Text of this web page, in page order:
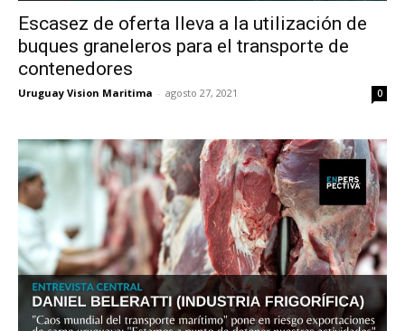
Escasez de oferta lleva a la utilización de
buques graneleros para el transporte de
contenedores
Uruguay Vision Maritima - agosto 27, 2021 0